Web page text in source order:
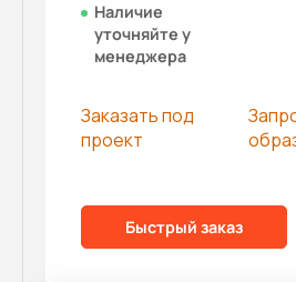
Наличие
уточняйте у
менеджера
Заказать под
проект
Быстрый заказ